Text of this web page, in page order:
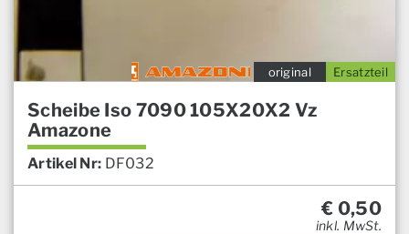
Ersatzteil
original
Scheibe Iso 7090 105X20X2 Vz
Amazone
Artikel Nr: DF032
€ 0,50
inkl. MwSt.